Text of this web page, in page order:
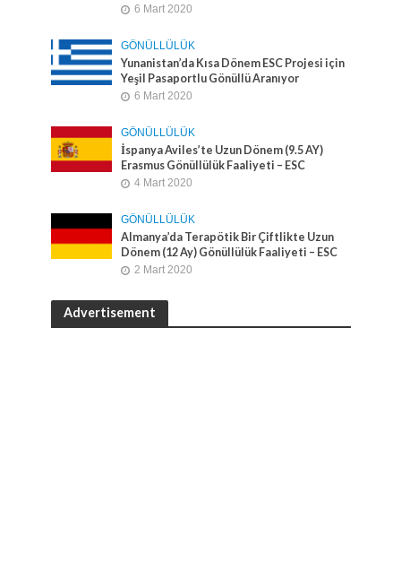
6 Mart 2020
GÖNÜLLÜLÜK
Yunanistan’da Kısa Dönem ESC Projesi için
Yeşil Pasaportlu Gönüllü Aranıyor
6 Mart 2020
GÖNÜLLÜLÜK
İspanya Aviles’te Uzun Dönem (9.5 AY)
Erasmus Gönüllülük Faaliyeti – ESC
4 Mart 2020
GÖNÜLLÜLÜK
Almanya’da Terapötik Bir Çiftlikte Uzun
Dönem (12 Ay) Gönüllülük Faaliyeti – ESC
2 Mart 2020
Advertisement